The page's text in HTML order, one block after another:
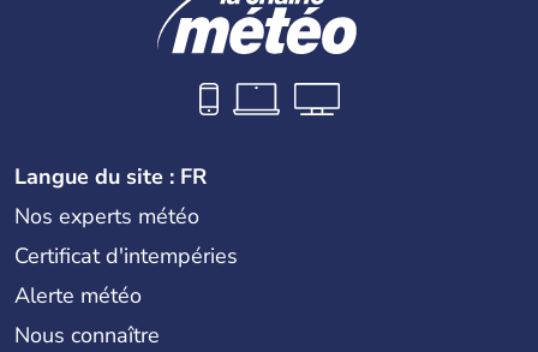
Langue du site : FR
Nos experts météo
Certificat d'intempéries
Alerte météo
Nous connaître